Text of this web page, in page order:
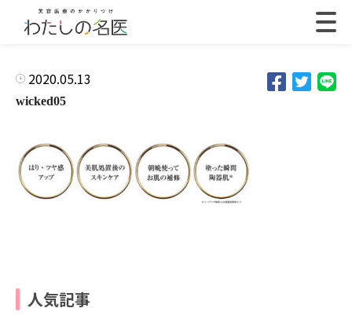
2020.05.13
wicked05
人気記事